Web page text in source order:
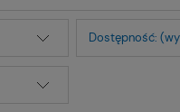
Dostępność: